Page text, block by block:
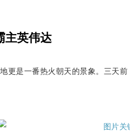
主英伟达
更是一番热火朝天的景象。三天